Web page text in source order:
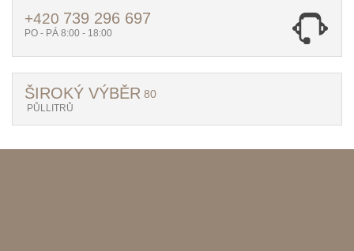
+420 739 296 697
PO - PÁ 8:00 - 18:00
ŠIROKÝ VÝBĚR 80
PŮLLITRŮ